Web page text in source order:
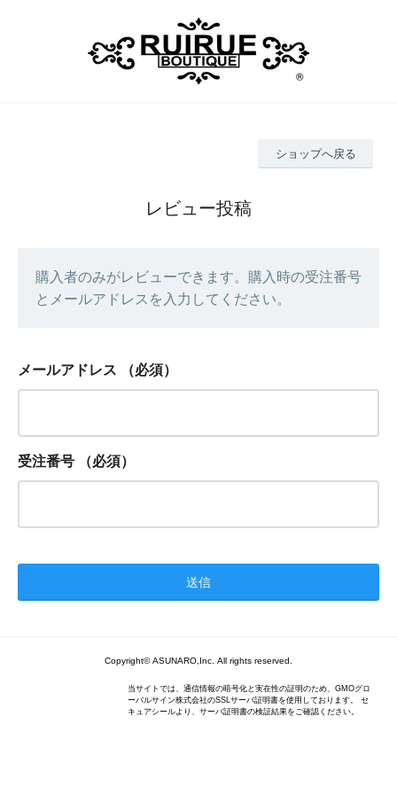
ショップへ戻る
レビュー投稿
購入者のみがレビューできます。購入時の受注番号
とメールアドレスを入力してください。
メールアドレス （必須）
受注番号 （必須）
Copyright© ASUNARO,Inc. All rights reserved.
当サイトでは、通信情報の暗号化と実在性の証明のため、GMOグロ
ーバルサイン株式会社のSSLサーバ証明書を使用しております。 セ
キュアシールより、サーバ証明書の検証結果をご確認ください。